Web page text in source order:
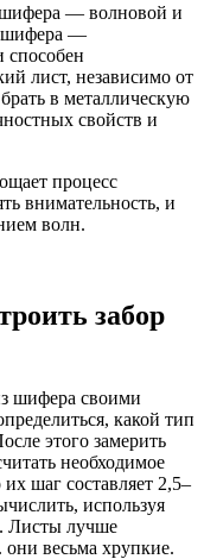
— волновой и
шифера —
способен
лист, независимо от
в металлическую
свойств и
процесс
внимательность, и
волн.
забор
шифера своими
какой тип
этого замерить
необходимое
их шаг составляет 2,5–
используя
Листы лучше
они весьма хрупкие.